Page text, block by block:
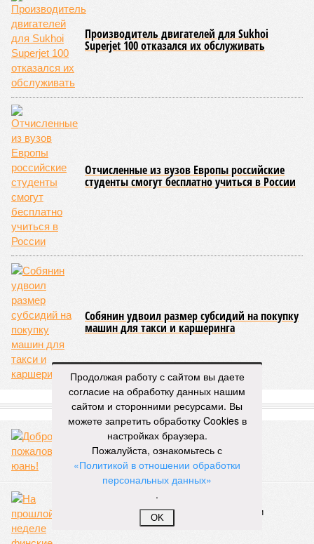
Производитель двигателей для Sukhoi
Superjet 100 отказался их обслуживать
Отчисленные из вузов Европы российские
студенты смогут бесплатно учиться в России
Собянин удвоил размер субсидий на покупку
машин для такси и каршеринга
СЛУЧАЙНЫЕ СТАТЬИ
Добро пожаловать, юань!
На прошлой неделе финские таможенники
задержали 21 яхту
Продолжая работу с сайтом вы даете
согласие на обработку данных нашим
сайтом и сторонними ресурсами. Вы
можете запретить обработку Cookies в
настройках браузера.
Пожалуйста, ознакомьтесь с
«Политикой в отношении обработки
персональных данных»
.
OK